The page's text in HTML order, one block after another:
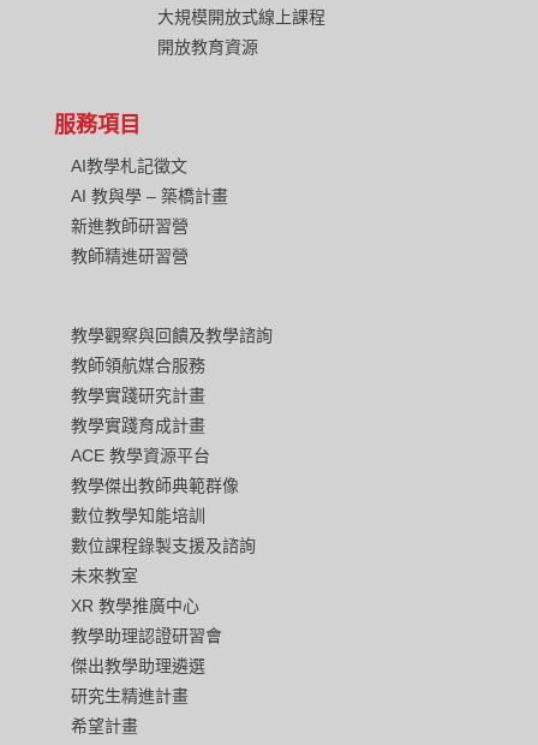
大規模開放式線上課程
開放教育資源
服務項目
AI教學札記徵文
AI 教與學 – 築橋計畫
新進教師研習營
教師精進研習營
教學觀察與回饋及教學諮詢
教師領航媒合服務
教學實踐研究計畫
教學實踐育成計畫
ACE 教學資源平台
教學傑出教師典範群像
數位教學知能培訓
數位課程錄製支援及諮詢
未來教室
XR 教學推廣中心
教學助理認證研習會
傑出教學助理遴選
研究生精進計畫
希望計畫